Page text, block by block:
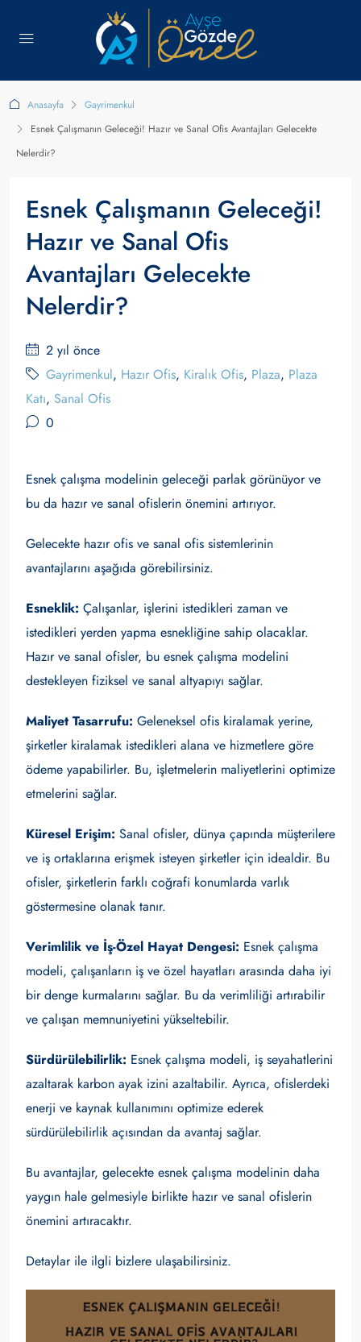
Anasayfa
Gayrimenkul
Esnek Çalışmanın Geleceği! Hazır ve Sanal Ofis Avantajları Gelecekte
Nelerdir?
Esnek Çalışmanın Geleceği!
Hazır ve Sanal Ofis
Avantajları Gelecekte
Nelerdir?
2 yıl önce
Gayrimenkul, Hazır Ofis, Kiralık Ofis, Plaza, Plaza
Katı, Sanal Ofis
0
Esnek çalışma modelinin geleceği parlak görünüyor ve
bu da hazır ve sanal ofislerin önemini artırıyor.
Gelecekte hazır ofis ve sanal ofis sistemlerinin
avantajlarını aşağıda görebilirsiniz.
Esneklik: Çalışanlar, işlerini istedikleri zaman ve
istedikleri yerden yapma esnekliğine sahip olacaklar.
Hazır ve sanal ofisler, bu esnek çalışma modelini
destekleyen fiziksel ve sanal altyapıyı sağlar.
Maliyet Tasarrufu: Geleneksel ofis kiralamak yerine,
şirketler kiralamak istedikleri alana ve hizmetlere göre
ödeme yapabilirler. Bu, işletmelerin maliyetlerini optimize
etmelerini sağlar.
Küresel Erişim: Sanal ofisler, dünya çapında müşterilere
ve iş ortaklarına erişmek isteyen şirketler için idealdir. Bu
ofisler, şirketlerin farklı coğrafi konumlarda varlık
göstermesine olanak tanır.
Verimlilik ve İş-Özel Hayat Dengesi: Esnek çalışma
modeli, çalışanların iş ve özel hayatları arasında daha iyi
bir denge kurmalarını sağlar. Bu da verimliliği artırabilir
ve çalışan memnuniyetini yükseltebilir.
Sürdürülebilirlik: Esnek çalışma modeli, iş seyahatlerini
azaltarak karbon ayak izini azaltabilir. Ayrıca, ofislerdeki
enerji ve kaynak kullanımını optimize ederek
sürdürülebilirlik açısından da avantaj sağlar.
Bu avantajlar, gelecekte esnek çalışma modelinin daha
yaygın hale gelmesiyle birlikte hazır ve sanal ofislerin
önemini artıracaktır.
Detaylar ile ilgli bizlere ulaşabilirsiniz.